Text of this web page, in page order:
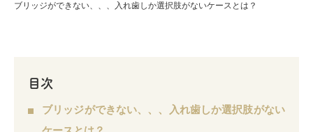
ブリッジができない、、、入れ歯しか選択肢がないケースとは？
目次
ブリッジができない、、、入れ歯しか選択肢がない